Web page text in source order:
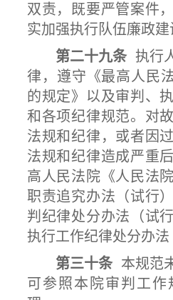
双责，既要严管案件
实加强执行队伍廉政建
第二十九条 执行
律，遵守《最高人民
的规定》以及审判、
和各项纪律规范。对
法规和纪律，或者因
法规和纪律造成严重
高人民法院《人民法
职责追究办法（试行
判纪律处分办法（试
执行工作纪律处分办法
第三十条 本规范
可参照本院审判工